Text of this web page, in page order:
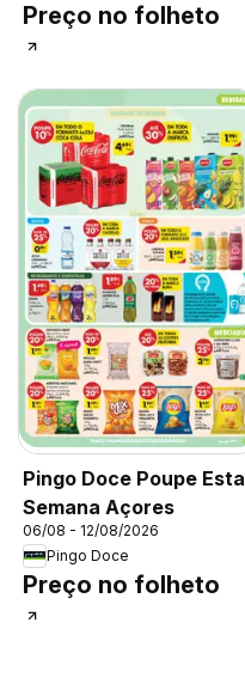
Preço no folheto
Pingo Doce Poupe Esta
Semana Açores
06/08 - 12/08/2026
Pingo Doce
Preço no folheto